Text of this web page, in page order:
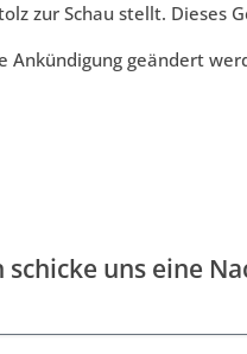
zur Schau stellt. Dieses
Ankündigung geändert
uns eine